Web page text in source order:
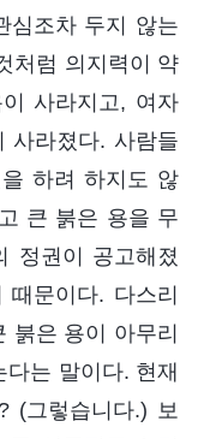
심조차 두지 않는
처럼 의지력이 약
사라지고, 여자
사라졌다. 사람들
하려 하지도 않
큰 붉은 용을 무
정권이 공고해졌
문이다. 다스리
붉은 용이 아무리
는 말이다. 현재
(그렇습니다.) 보